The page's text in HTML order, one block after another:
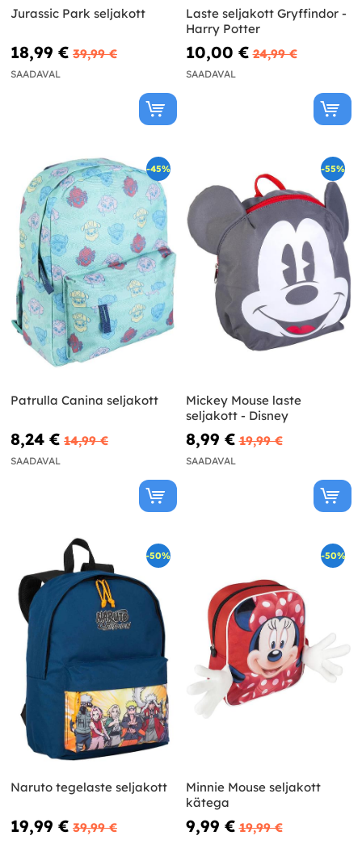
Jurassic Park seljakott
18,99 € 39,99 €
SAADAVAL
Laste seljakott Gryffindor -
Harry Potter
10,00 € 24,99 €
SAADAVAL
-45%
Patrulla Canina seljakott
8,24 € 14,99 €
SAADAVAL
-55%
Mickey Mouse laste
seljakott - Disney
8,99 € 19,99 €
SAADAVAL
-50%
Naruto tegelaste seljakott
19,99 € 39,99 €
-50%
Minnie Mouse seljakott
kätega
9,99 € 19,99 €